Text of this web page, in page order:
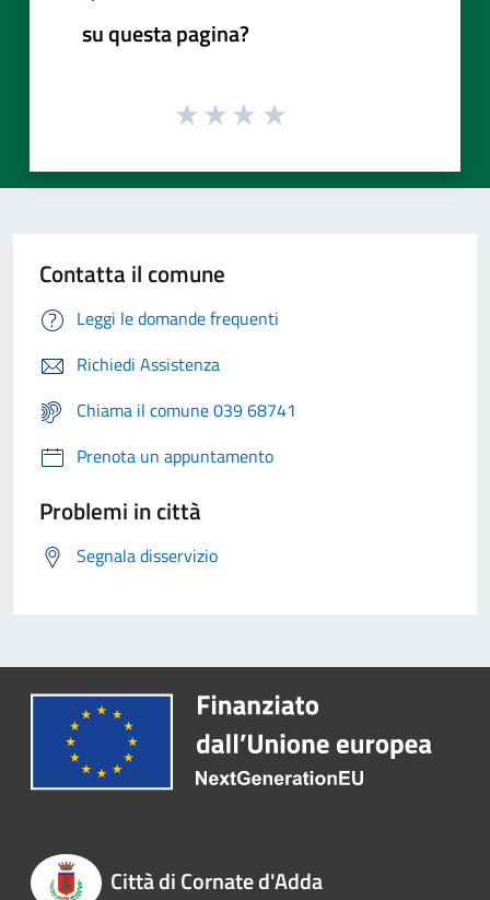
su questa pagina?
Contatta il comune
Leggi le domande frequenti
Richiedi Assistenza
Chiama il comune 039 68741
Prenota un appuntamento
Problemi in città
Segnala disservizio
Città di Cornate d'Adda